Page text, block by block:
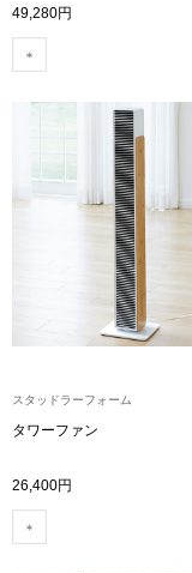
49,280円
スタッドラーフォーム
タワーファン
26,400円